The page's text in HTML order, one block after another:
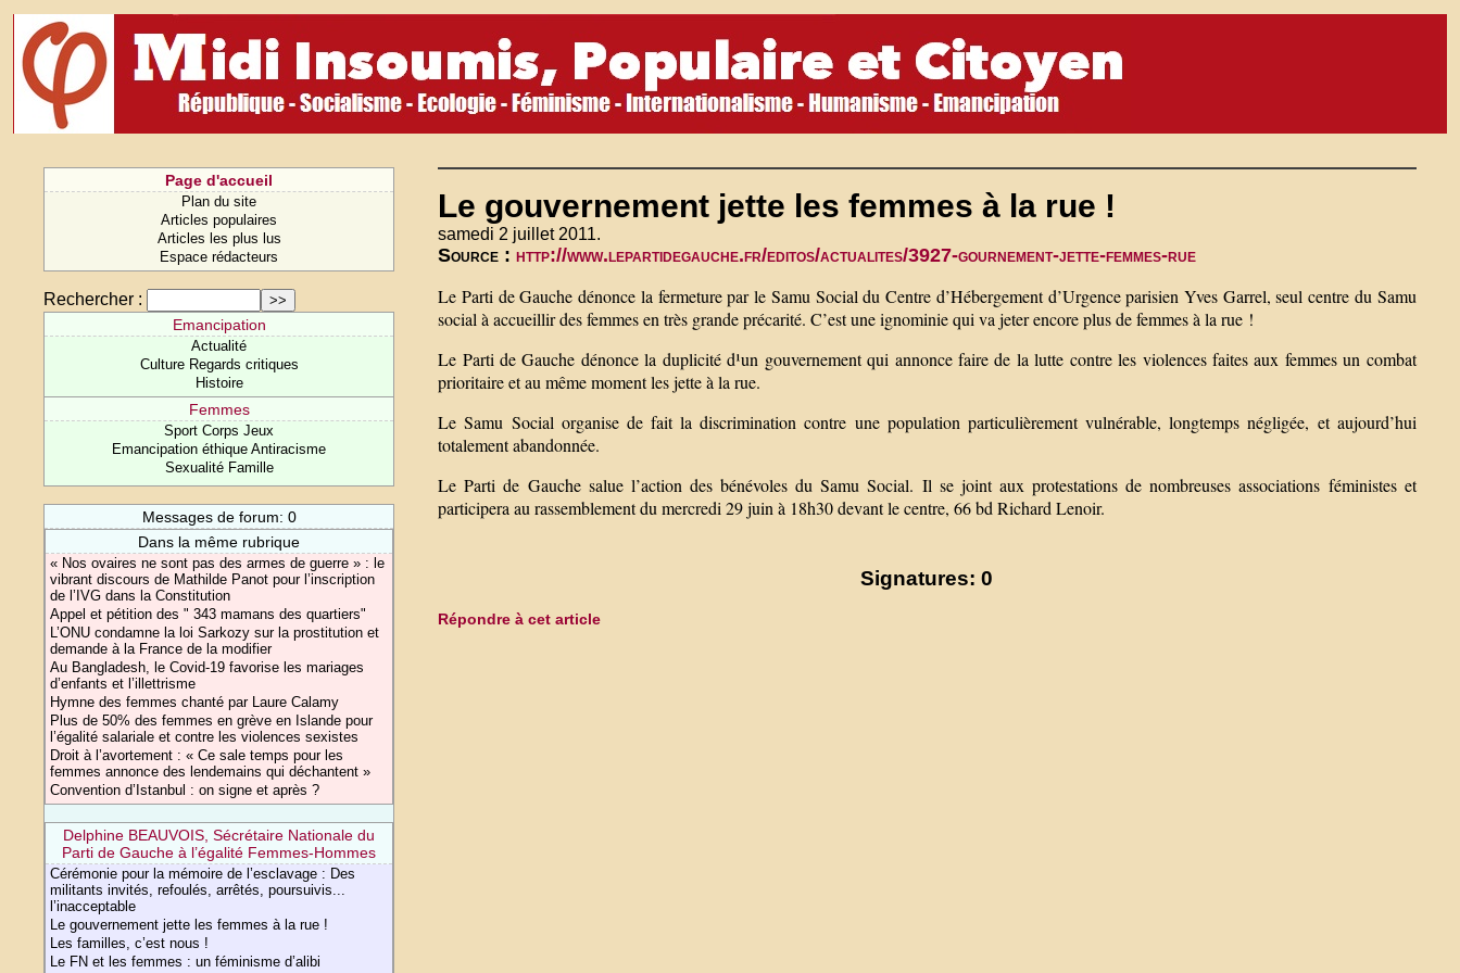
Page d'accueil
Plan du site
Articles populaires
Articles les plus lus
Espace rédacteurs
Rechercher :
Emancipation
Actualité
Culture Regards critiques
Histoire
Femmes
Sport Corps Jeux
Emancipation éthique Antiracisme
Sexualité Famille
Messages de forum: 0
Dans la même rubrique
« Nos ovaires ne sont pas des armes de guerre » : le
vibrant discours de Mathilde Panot pour l’inscription
de l’IVG dans la Constitution
Appel et pétition des " 343 mamans des quartiers"
L’ONU condamne la loi Sarkozy sur la prostitution et
demande à la France de la modifier
Au Bangladesh, le Covid-19 favorise les mariages
d’enfants et l’illettrisme
Hymne des femmes chanté par Laure Calamy
Plus de 50% des femmes en grève en Islande pour
l’égalité salariale et contre les violences sexistes
Droit à l’avortement : « Ce sale temps pour les
femmes annonce des lendemains qui déchantent »
Convention d’Istanbul : on signe et après ?
Delphine BEAUVOIS, Sécrétaire Nationale du
Parti de Gauche à l’égalité Femmes-Hommes
Cérémonie pour la mémoire de l’esclavage : Des
militants invités, refoulés, arrêtés, poursuivis...
l’inacceptable
Le gouvernement jette les femmes à la rue !
Les familles, c’est nous !
Le FN et les femmes : un féminisme d’alibi
Le gouvernement jette les femmes à la rue !
samedi 2 juillet 2011.
Source :http://www.lepartidegauche.fr/editos/actualites/3927-gournement-jette-femmes-rue
Le Parti de Gauche dénonce la fermeture par le Samu Social du Centre d’Hébergement d’Urgence parisien Yves Garrel, seul centre du Samu
social à accueillir des femmes en très grande précarité. C’est une ignominie qui va jeter encore plus de femmes à la rue !
Le Parti de Gauche dénonce la duplicité d¹un gouvernement qui annonce faire de la lutte contre les violences faites aux femmes un combat
prioritaire et au même moment les jette à la rue.
Le Samu Social organise de fait la discrimination contre une population particulièrement vulnérable, longtemps négligée, et aujourd’hui
totalement abandonnée.
Le Parti de Gauche salue l’action des bénévoles du Samu Social. Il se joint aux protestations de nombreuses associations féministes et
participera au rassemblement du mercredi 29 juin à 18h30 devant le centre, 66 bd Richard Lenoir.
Signatures: 0
Répondre à cet article